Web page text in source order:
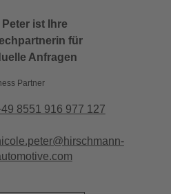
Peter ist Ihre
für
Anfragen
Partner
8551 916 977 127